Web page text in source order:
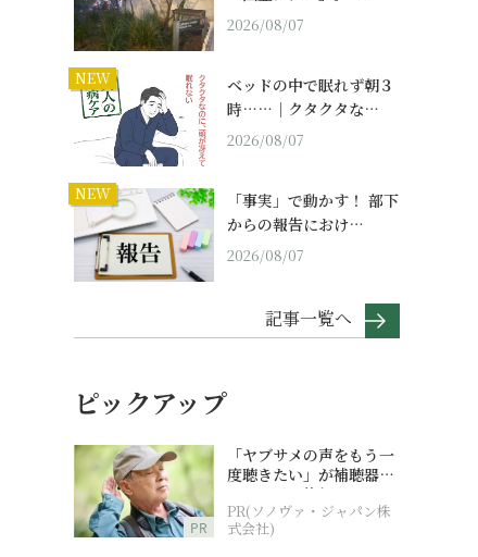
2026/08/07
NEW
ベッドの中で眠れず朝３
時……｜クタクタな…
2026/08/07
NEW
「事実」で動かす！ 部下
からの報告におけ…
2026/08/07
記事一覧へ
ピックアップ
PR
「ヤブサメの声をもう一
度聴きたい」が補聴器チ
ャレンジの後押しに
PR(ソノヴァ・ジャパン株
式会社)